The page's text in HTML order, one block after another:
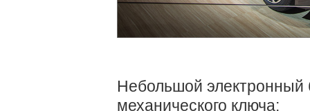
Небольшой электронный
механического ключа: